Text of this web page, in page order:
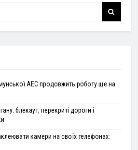
АЕС продовжить роботу ще на
блекаут, перекриті дороги і
камери на своїх телефонах: